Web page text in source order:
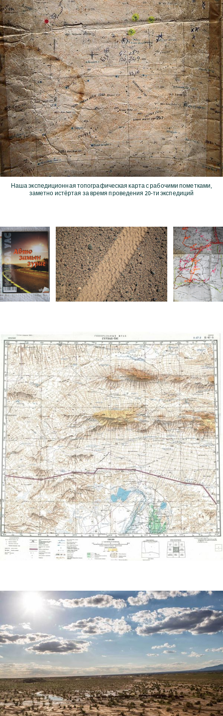
Наша экспедиционная топографическая карта с рабочими пометками,
заметно истёртая за время проведения 20-ти экспедиций